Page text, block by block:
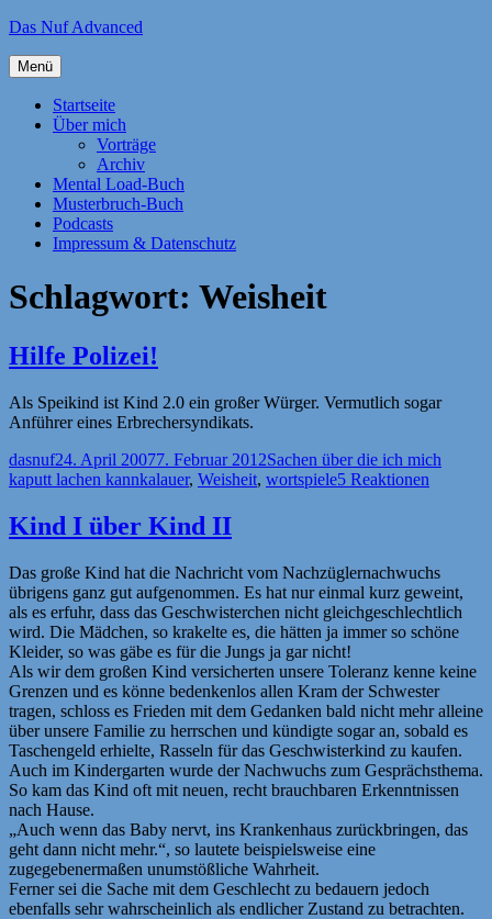
Zum
springen
Das Nuf Advanced
Menü
Startseite
Über mich
Vorträge
Archiv
Mental Load-Buch
Musterbruch-Buch
Podcasts
Impressum & Datenschutz
Schlagwort: Weisheit
Hilfe Polizei!
Als Speikind ist Kind 2.0 ein großer Würger. Vermutlich sogar
Anführer eines Erbrechersyndikats.
Autor
dasnufVeröffentlicht
am
24. April 20077. Februar 2012Kategorien
Sachen über die ich mich
kaputt lachen kannSchlagwörter
kalauer, Weisheit, wortspiele5 Reaktionen
Kind I über Kind II
Das große Kind hat die Nachricht vom Nachzüglernachwuchs
übrigens ganz gut aufgenommen. Es hat nur einmal kurz geweint,
als es erfuhr, dass das Geschwisterchen nicht gleichgeschlechtlich
wird. Die Mädchen, so krakelte es, die hätten ja immer so schöne
Kleider, so was gäbe es für die Jungs ja gar nicht!
Als wir dem großen Kind versicherten unsere Toleranz kenne keine
Grenzen und es könne bedenkenlos allen Kram der Schwester
tragen, schloss es Frieden mit dem Gedanken bald nicht mehr alleine
über unsere Familie zu herrschen und kündigte sogar an, sobald es
Taschengeld erhielte, Rasseln für das Geschwisterkind zu kaufen.
Auch im Kindergarten wurde der Nachwuchs zum Gesprächsthema.
So kam das Kind oft mit neuen, recht brauchbaren Erkenntnissen
nach Hause.
„Auch wenn das Baby nervt, ins Krankenhaus zurückbringen, das
geht dann nicht mehr.“, so lautete beispielsweise eine
zugegebenermaßen unumstößliche Wahrheit.
Ferner sei die Sache mit dem Geschlecht zu bedauern jedoch
ebenfalls sehr wahrscheinlich als endlicher Zustand zu betrachten.